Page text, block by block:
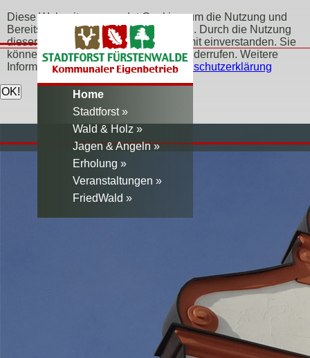
Diese Webseite verwendet Cookies, um die Nutzung und
Bereitstellung der Seite zu verbessern. Durch die Nutzung
dieser Webseite erklären Sie sich damit einverstanden. Sie
können Ihr Einverständnis jederzeit widerrufen. Weitere
Informationen erfahren Sie hier:Datenschutzerklärung
Home
Stadtforst
Wald & Holz
Jagen & Angeln
Erholung
Veranstaltungen
FriedWald